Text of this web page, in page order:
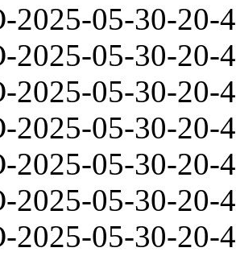
2025-05-30-20-
2025-05-30-20-
2025-05-30-20-
2025-05-30-20-
2025-05-30-20-
2025-05-30-20-
2025-05-30-20-